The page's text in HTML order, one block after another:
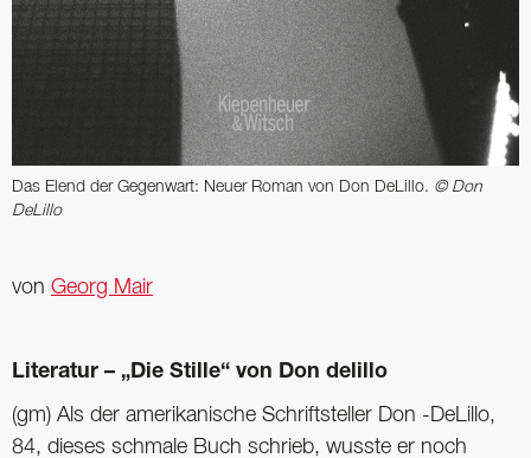
Das Elend der Gegenwart: Neuer Roman von Don DeLillo. © Don
DeLillo
von Georg Mair
Literatur – „Die Stille“ von Don delillo
(gm) Als der amerikanische Schriftsteller Don -DeLillo,
84, dieses schmale Buch schrieb, wusste er noch